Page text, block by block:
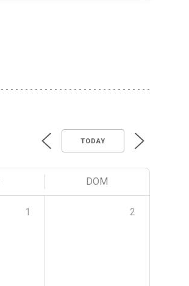
TODAY
DOM
1 2